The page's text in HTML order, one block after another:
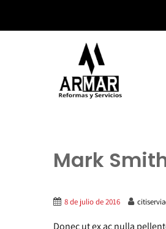
Mark
8 de julio de 2016
Donec ut ex ac nulla